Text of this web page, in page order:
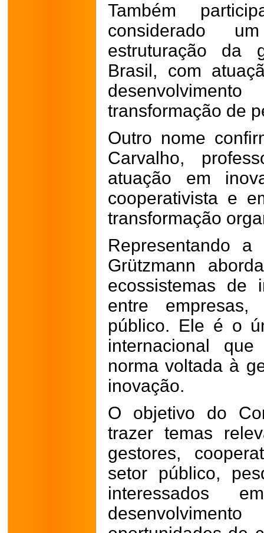
Também
considerado
estruturação da
Brasil, com
transformação de
Outro nome
Carvalho,
atuação em
cooperativista e
transformação
Representando
Grützmann
ecossistemas de
entre
público. Ele é o
internacional
norma voltada à
inovação.
O objetivo do
trazer temas
gestores,
setor público,
interessados